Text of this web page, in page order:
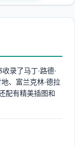
录了马丁·路德·
、富兰克林·德拉
配有精美插图和